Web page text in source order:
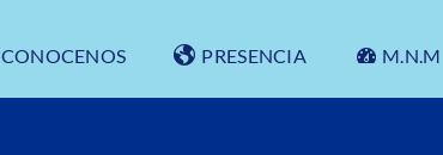
CONOCENOS PRESENCIA M.N.M